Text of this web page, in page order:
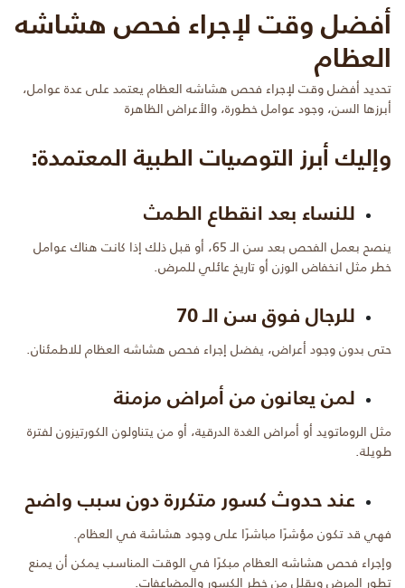
أفضل وقت لإجراء فحص هشاشه
العظام
تحديد أفضل وقت لإجراء فحص هشاشه العظام يعتمد على عدة عوامل،
أبرزها السن، وجود عوامل خطورة، والأعراض الظاهرة
وإليك أبرز التوصيات الطبية المعتمدة:
للنساء بعد انقطاع الطمث
ينصح بعمل الفحص بعد سن الـ 65، أو قبل ذلك إذا كانت هناك عوامل
خطر مثل انخفاض الوزن أو تاريخ عائلي للمرض.
للرجال فوق سن الـ 70
حتى بدون وجود أعراض، يفضل إجراء فحص هشاشه العظام للاطمئنان.
لمن يعانون من أمراض مزمنة
مثل الروماتويد أو أمراض الغدة الدرقية، أو من يتناولون الكورتيزون لفترة
طويلة.
عند حدوث كسور متكررة دون سبب واضح
فهي قد تكون مؤشرًا مباشرًا على وجود هشاشة في العظام.
وإجراء فحص هشاشه العظام مبكرًا في الوقت المناسب يمكن أن يمنع
تطور المرض ويقلل من خطر الكسور والمضاعفات.